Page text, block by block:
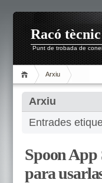
Racó tècnic
Punt de trobada de
Arxiu
Arxiu
Entrades
Spoon App
para